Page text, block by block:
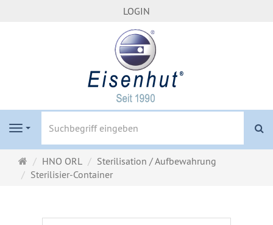
LOGIN
Navigation
Startseite
HNO ORL
Sterilisation / Aufbewahrung
Sterilisier-Container